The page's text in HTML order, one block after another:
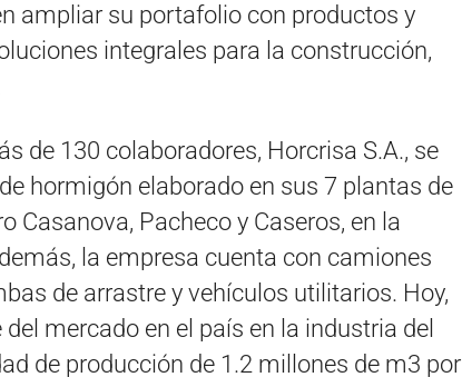
ampliar su portafolio con productos y
integrales para la construcción,
de 130 colaboradores, Horcrisa S.A., se
hormigón elaborado en sus 7 plantas de
Casanova, Pacheco y Caseros, en la
la empresa cuenta con camiones
de arrastre y vehículos utilitarios. Hoy,
mercado en el país en la industria del
de producción de 1.2 millones de m3 por